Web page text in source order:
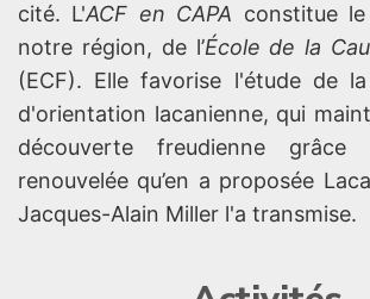
cité. L'ACF en CAPA constitue
notre région, de l’École de la
(ECF). Elle favorise l'étude de
d'orientation lacanienne, qui
découverte freudienne
renouvelée qu’en a proposée
Jacques-Alain Miller l'a transmise.